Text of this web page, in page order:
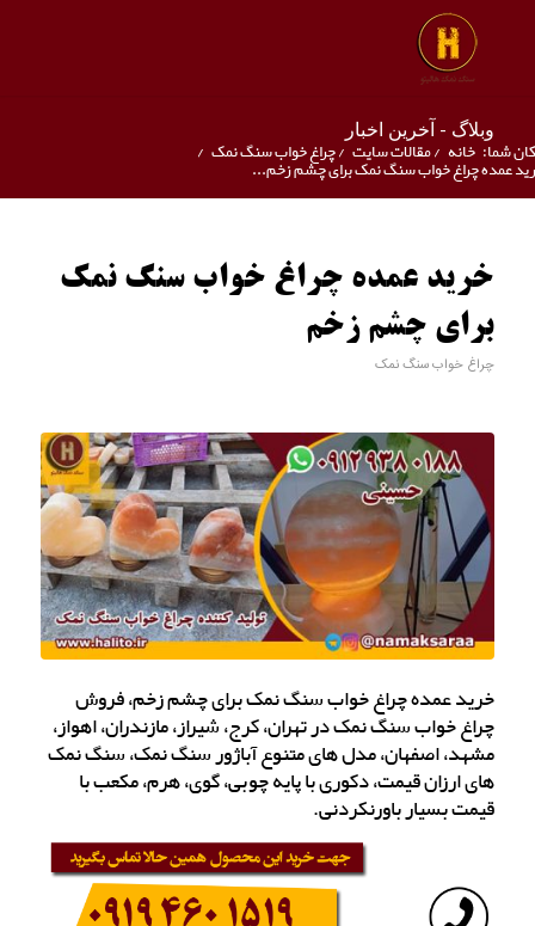
وبلاگ - آخرین اخبار
شما: خانه /مقالات سایت /چراغ خواب سنگ نمک /
عمده چراغ خواب سنگ نمک برای چشم زخم...
خرید عمده چراغ خواب سنگ نمک
برای چشم زخم
چراغ خواب سنگ نمک
خرید عمده چراغ خواب سنگ نمک برای چشم زخم، فروش
چراغ خواب سنگ نمک در تهران، کرج، شیراز، مازندران، اهواز،
مشهد، اصفهان، مدل های متنوع آباژور سنگ نمک، سنگ نمک
های ارزان قیمت، دکوری با پایه چوبی، گوی، هرم، مکعب با
قیمت بسیار باورنکردنی.